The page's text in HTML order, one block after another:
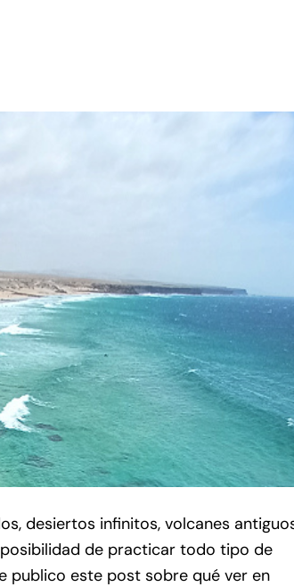
desiertos infinitos, volcanes
de practicar todo tipo de
publico este post sobre qué ver en